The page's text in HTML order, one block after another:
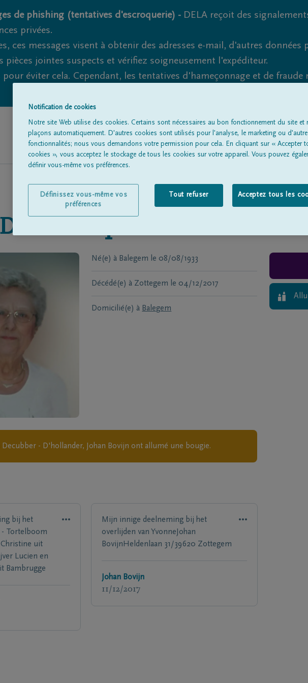
de phishing (tentatives d'escroquerie) - DELA reçoit des
privées.
ces messages visent à obtenir des adresses e-mail, d'autres
pièces jointes suspects et vérifiez soigneusement l'expéditeur.
éviter cela. Cependant, les tentatives d'hameçonnage et de
Tous les avis de décèsÀ propos de nousEntrepreneur de
De Schamphelaere
Né(e) à Balegem le 08/08/1933
Décédé(e) à Zottegem le 04/12/2017
Domicilié(e) à Balegem
Decubber - D'hollander, Johan Bovijn ont allumé une bougie.
bij het
- Tortelboom
Christine uit
Lucien en
Bambrugge
Mijn innige deelneming bij het
overlijden van YvonneJohan
BovijnHeldenlaan 31/39620 Zottegem
Johan Bovijn
11/12/2017
Notification de cookies
Notre site Web utilise des cookies. Certains sont nécessaires au bon fonctionnement du site et
plaçons automatiquement. D'autres cookies sont utilisés pour l'analyse, le marketing ou
fonctionnalités; nous vous demandons votre permission pour cela. En cliquant sur « Accepter
cookies », vous acceptez le stockage de tous les cookies sur votre appareil. Vous pouvez
définir vous-même vos préférences.
Tout refuser Acceptez tous les
Définissez vous-même vos
préférences